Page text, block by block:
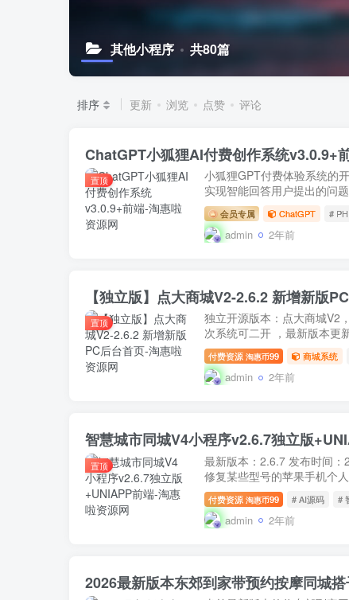
其他小程序 共80篇
排序 更新 浏览 点赞 评论
ChatGPT小狐狸AI付费创作系统v3.0.9+
置顶
小狐狸GPT付费体验系统的
实现智能回答用户提出的问
会员专属 ChatGPT #
admin 2年前
【独立版】点大商城V2-2.6.2 新增新版
置顶
独立开源版本：点大商城V2
次系统可二开 ，最新版本更
付费资源 淘惠币99 商城系统
admin 2年前
智慧城市同城V4小程序v2.6.7独立版
置顶
最新版本：2.6.7 发布时间
修复某些型号的苹果手机个
付费资源 淘惠币99 # AI源码 #
admin 2年前
2026最新版本东郊到家带预约按摩同城